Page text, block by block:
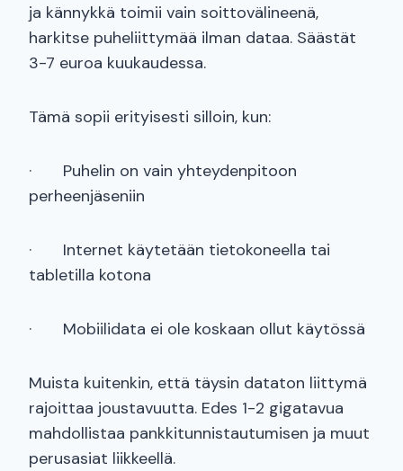
ja kännykkä toimii vain soittovälineenä,
harkitse puheliittymää ilman dataa. Säästät
3-7 euroa kuukaudessa.
Tämä sopii erityisesti silloin, kun:
· Puhelin on vain yhteydenpitoon
perheenjäseniin
· Internet käytetään tietokoneella tai
tabletilla kotona
· Mobiilidata ei ole koskaan ollut käytössä
Muista kuitenkin, että täysin dataton liittymä
rajoittaa joustavuutta. Edes 1-2 gigatavua
mahdollistaa pankkitunnistautumisen ja muut
perusasiat liikkeellä.